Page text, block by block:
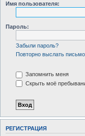
Имя пользователя:
Пароль:
Забыли пароль?
Повторно выслать
Запомнить меня
Скрыть моё
РЕГИСТРАЦИЯ